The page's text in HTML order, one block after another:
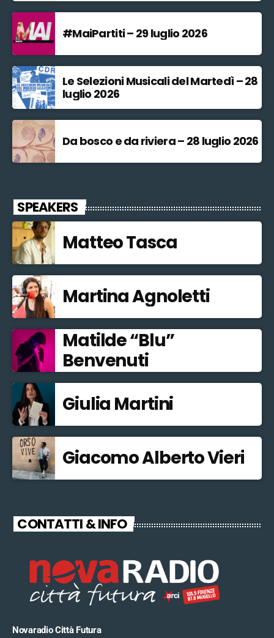
#MaiPartiti – 29 luglio 2026
Le Selezioni Musicali del Martedì – 28
luglio 2026
Da bosco e da riviera – 28 luglio 2026
SPEAKERS
Matteo Tasca
Martina Agnoletti
Matilde “Blu”
Benvenuti
Giulia Martini
Giacomo Alberto Vieri
CONTATTI & INFO
Novaradio Città Futura